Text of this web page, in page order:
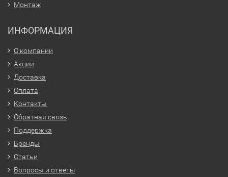
Монтаж
ИНФОРМАЦИЯ
О компании
Акции
Доставка
Оплата
Контакты
Обратная связь
Поддержка
Бренды
Статьи
Вопросы и ответы